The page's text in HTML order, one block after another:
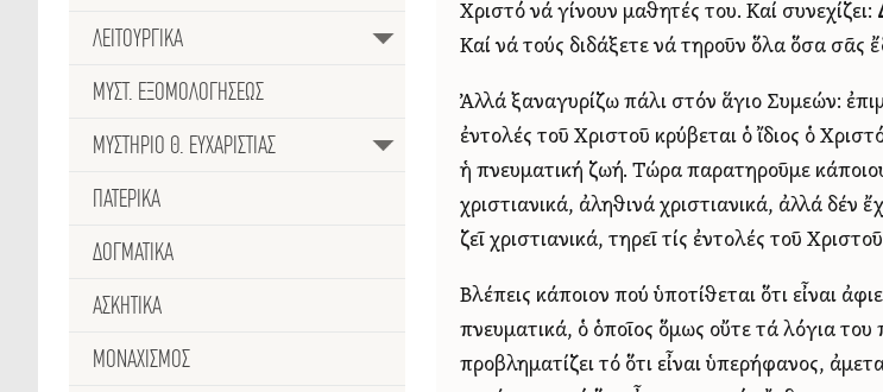
ΛΕΙΤΟΥΡΓΙΚΑ
ΜΥΣΤ. ΕΞΟΜΟΛΟΓΗΣΕΩΣ
ΜΥΣΤΗΡΙΟ Θ. ΕΥΧΑΡΙΣΤΙΑΣ
ΠΑΤΕΡΙΚΑ
ΔΟΓΜΑΤΙΚΑ
ΑΣΚΗΤΙΚΑ
ΜΟΝΑΧΙΣΜΟΣ
Χριστό νά γίνουν μαθητές του. Καί συνεχίζει:
Καί νά τούς διδάξετε νά τηροῦν ὅλα ὅσα σᾶς
Ἀλλά ξαναγυρίζω πάλι στόν ἅγιο Συμεών:
ἐντολές τοῦ Χριστοῦ κρύβεται ὁ ἴδιος ὁ
ἡ πνευματική ζωή. Τώρα παρατηροῦμε
χριστιανικά, ἀληθινά χριστιανικά, ἀλλά δέν
ζεῖ χριστιανικά, τηρεῖ τίς ἐντολές τοῦ
Βλέπεις κάποιον πού ὑποτίθεται ὅτι εἶναι
πνευματικά, ὁ ὁποῖος ὅμως οὔτε τά λόγια
προβληματίζει τό ὅτι εἶναι ὑπερήφανος,